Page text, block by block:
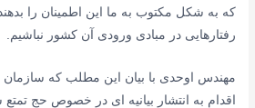
که به شکل مکتوب به ما این اطمینان را
رفتارهایی در مبادی ورودی آن کشور نباشیم.
مهندس اوحدی با بیان این مطلب که
اقدام به انتشار بیانیه ای در خصوص حج